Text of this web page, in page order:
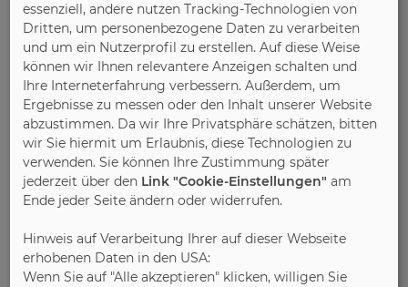
essenziell, andere nutzen Tracking-Technologien von
Dritten, um personenbezogene Daten zu verarbeiten
und um ein Nutzerprofil zu erstellen. Auf diese Weise
können wir Ihnen relevantere Anzeigen schalten und
Ihre Interneterfahrung verbessern. Außerdem, um
Ergebnisse zu messen oder den Inhalt unserer Website
abzustimmen. Da wir Ihre Privatsphäre schätzen, bitten
wir Sie hiermit um Erlaubnis, diese Technologien zu
verwenden. Sie können Ihre Zustimmung später
jederzeit über den Link "Cookie-Einstellungen" am
Ende jeder Seite ändern oder widerrufen.
Hinweis auf Verarbeitung Ihrer auf dieser Webseite
erhobenen Daten in den USA:
Wenn Sie auf "Alle akzeptieren" klicken, willigen Sie